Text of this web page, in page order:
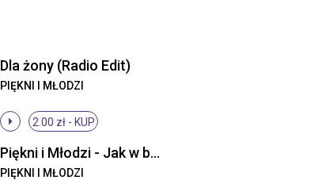
Dla żony (Radio Edit)
PIĘKNI I MŁODZI
2.00 zł - KUP
Piękni i Młodzi - Jak w bajce (ti amo) (Radio Edit)
PIĘKNI I MŁODZI